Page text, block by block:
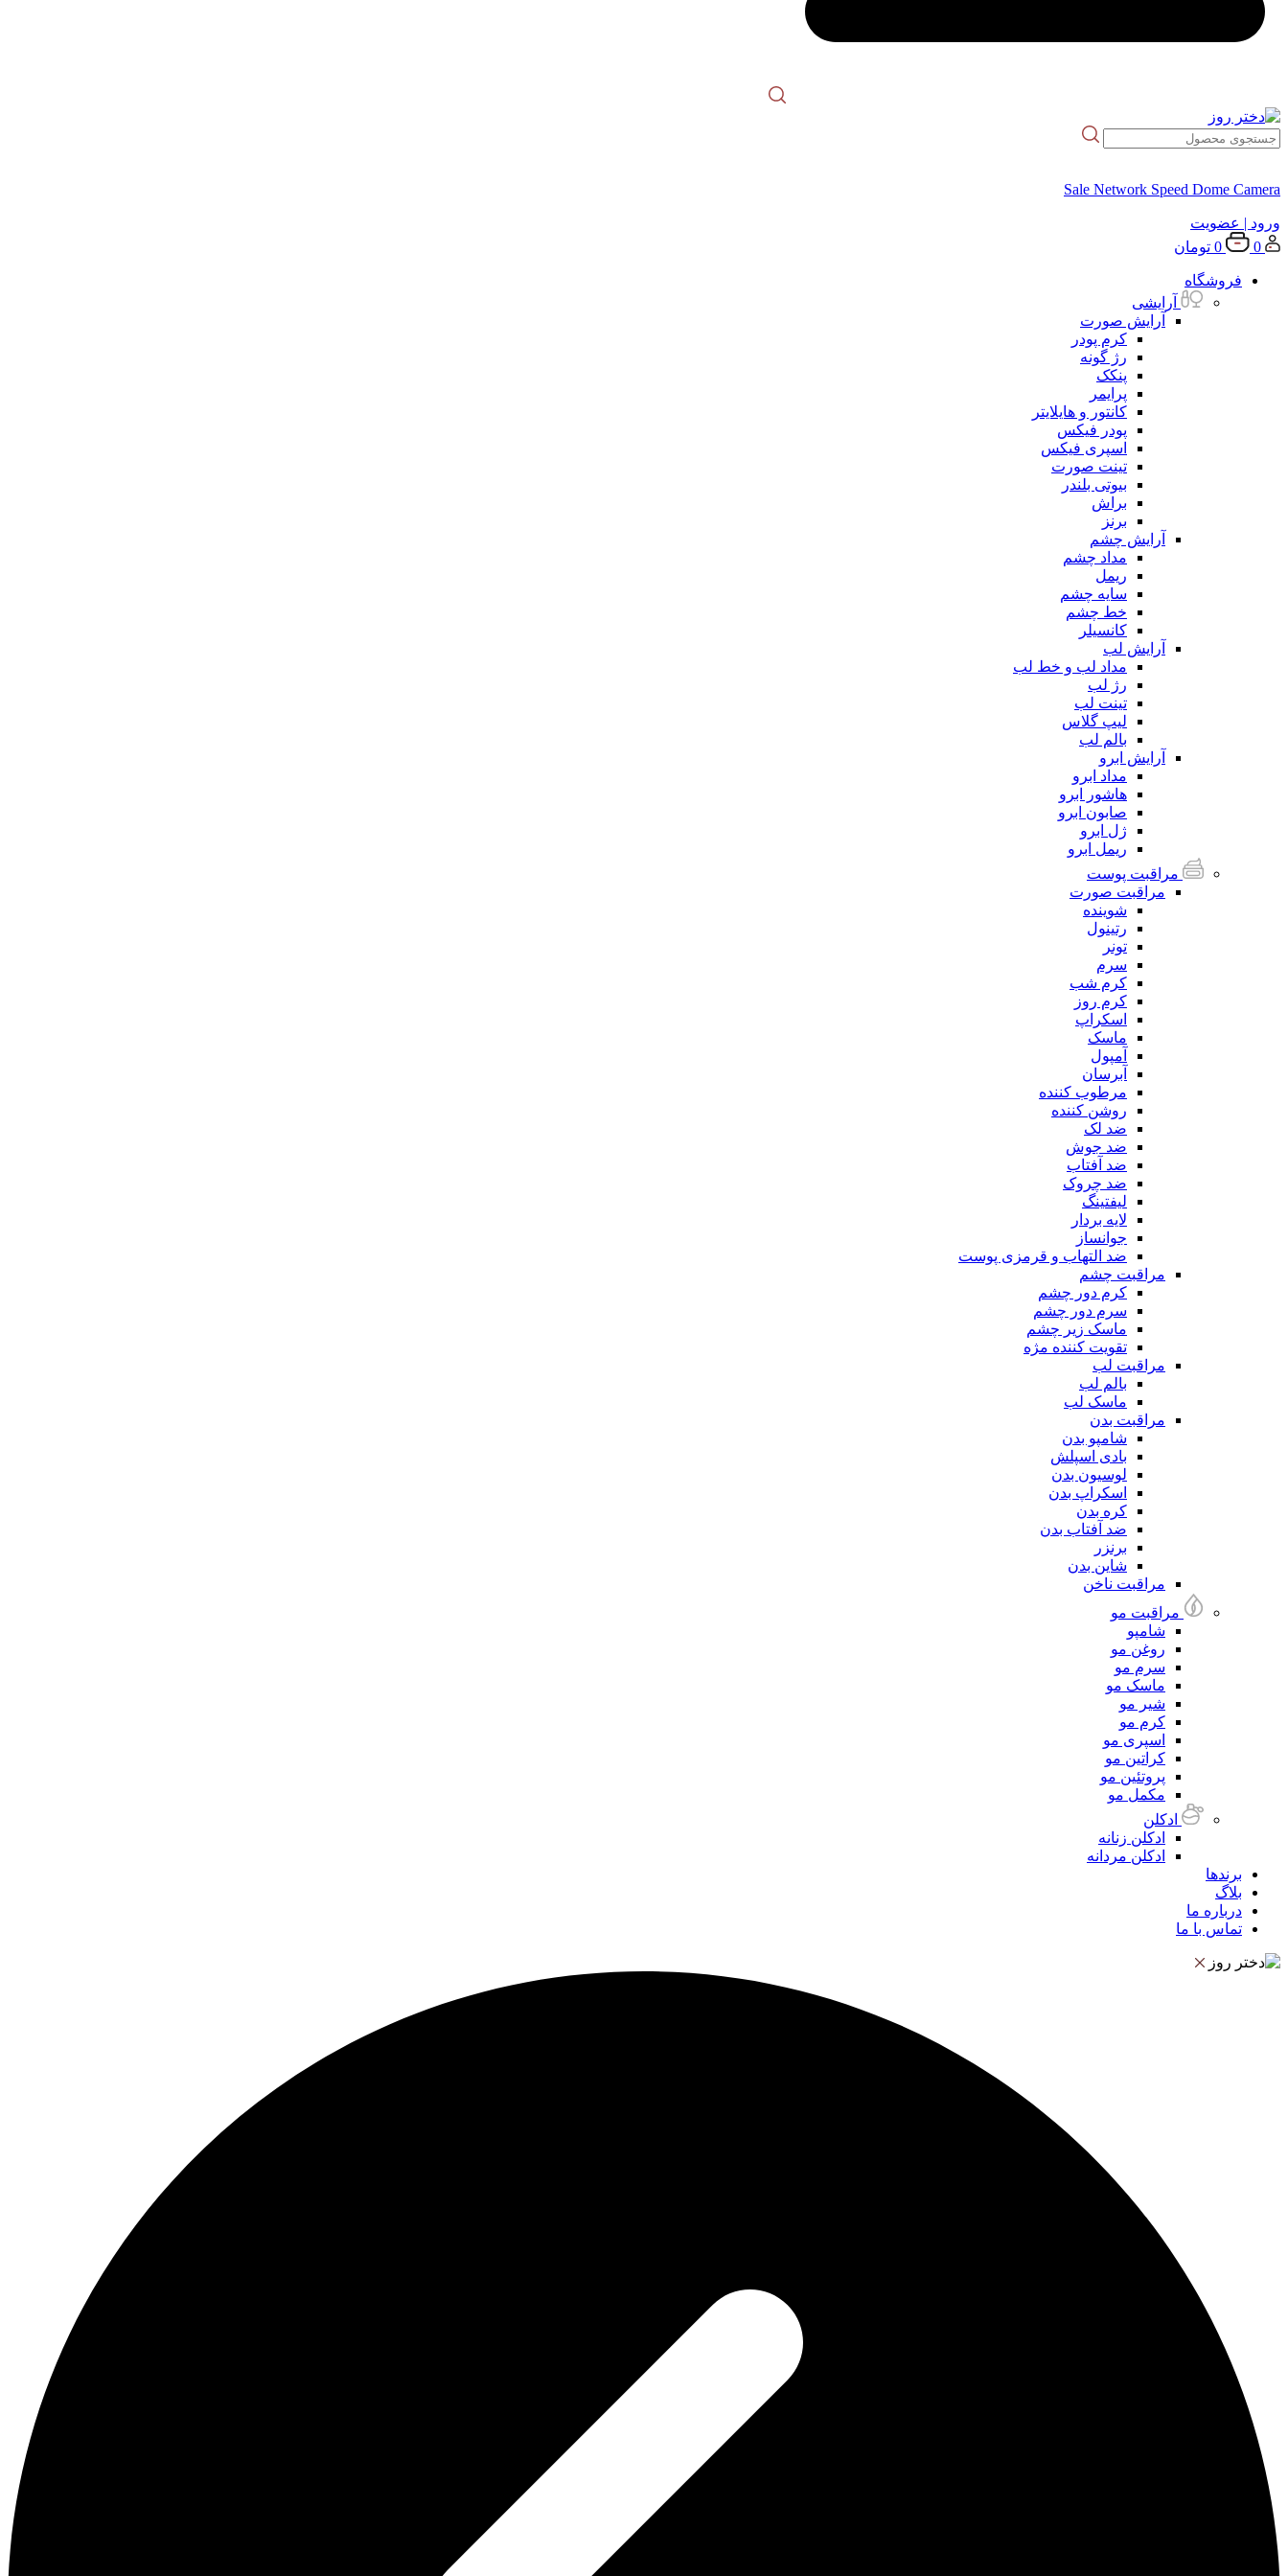
Sale Network Speed Dome Camera
ورود | عضویت
0
0 تومان
فروشگاه
آرایشی
آرایش صورت
کرم پودر
رژ گونه
پنکک
پرایمر
کانتور و هایلایتر
پودر فیکس
اسپری فیکس
تینت صورت
بیوتی بلندر
براش
برنز
آرایش چشم
مداد چشم
ریمل
سایه چشم
خط چشم
کانسیلر
آرایش لب
مداد لب و خط لب
رژ لب
تینت لب
لیپ گلاس
بالم لب
آرایش ابرو
مداد ابرو
هاشور ابرو
صابون ابرو
ژل ابرو
ریمل ابرو
مراقبت پوست
مراقبت صورت
شوینده
رتینول
تونر
سرم
کرم شب
کرم روز
اسکراپ
ماسک
آمپول
آبرسان
مرطوب کننده
روشن کننده
ضد لک
ضد جوش
ضد آفتاب
ضد چروک
لیفتینگ
لایه بردار
جوانساز
ضد التهاب و قرمزی پوست
مراقبت چشم
کرم دور چشم
سرم دور چشم
ماسک زیر چشم
تقویت کننده مژه
مراقبت لب
بالم لب
ماسک لب
مراقبت بدن
شامپو بدن
بادی اسپلش
لوسیون بدن
اسکراپ بدن
کره بدن
ضد آفتاب بدن
برنزر
شاین بدن
مراقبت ناخن
مراقبت مو
شامپو
روغن مو
سرم مو
ماسک مو
شیر مو
کرم مو
اسپری مو
کراتین مو
پروتئین مو
مکمل مو
ادکلن
ادکلن زنانه
ادکلن مردانه
برندها
بلاگ
درباره ما
تماس با ما